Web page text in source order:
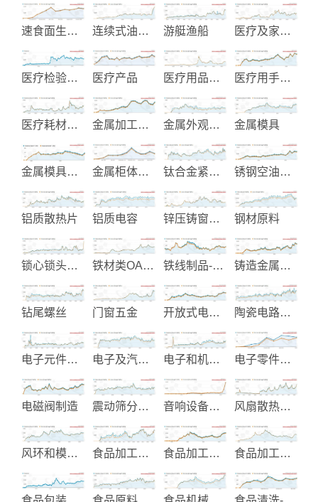
速食面生产线设备 连续式油炸机 游艇渔船 医疗及家居医护用品
医疗检验试剂 医疗产品 医疗用品设备 医疗用手推车
医疗耗材产品 金属加工切削刀具 金属外观表面处理加工服务 金属模具
金属模具代工制造 金属柜体与移动推车 钛合金紧固件和钢丝杆制造 锈钢空油压管配件接头
铝质散热片 铝质电容 锌压铸窗帘五金-汽配五金 钢材原料
锁心锁头制造 铁材类OA卫浴家具制造 铁线制品-置物示架-厨房配件 铸造金属阀门零件
钻尾螺丝 门窗五金 开放式电源供应器 陶瓷电路板设计制造
电子元件制造 电子及汽车塑胶零组件 电子和机电开关 电子零件和机械元件制造
电磁阀制造 震动筛分过滤机 音响设备代工 风扇散热系统
风环和模头制造 食品加工机械 食品加工机械制造 食品加工生产设备